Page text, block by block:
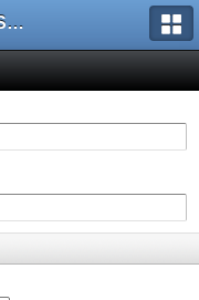
Форум UnitedSouth